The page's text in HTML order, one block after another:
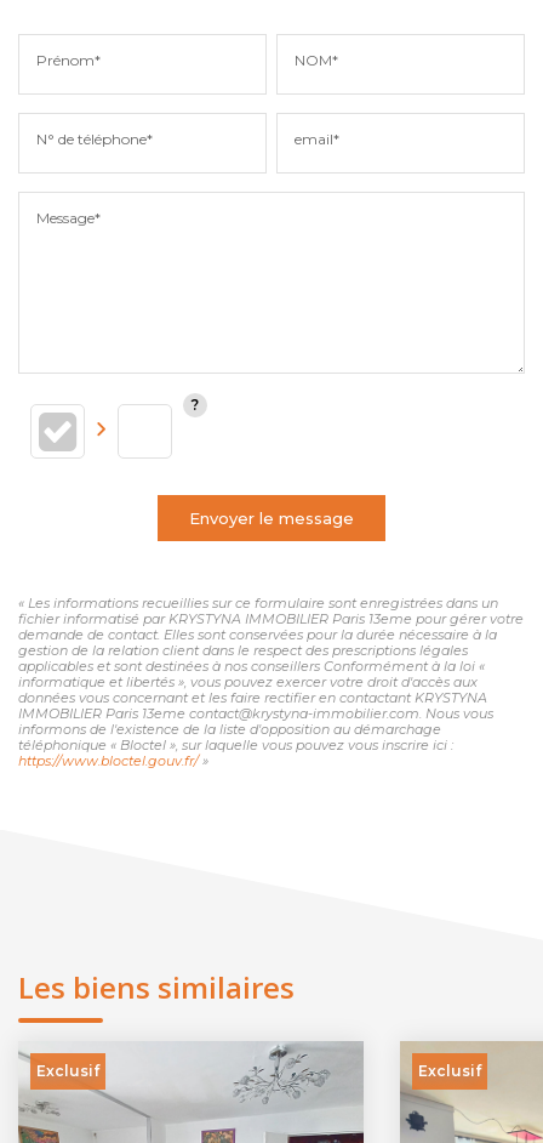
Prénom* NOM*
N° de téléphone* email*
Message*
Envoyer le message
« Les informations recueillies sur ce formulaire sont enregistrées dans un
fichier informatisé par KRYSTYNA IMMOBILIER Paris 13eme pour gérer votre
demande de contact. Elles sont conservées pour la durée nécessaire à la
gestion de la relation client dans le respect des prescriptions légales
applicables et sont destinées à nos conseillers Conformément à la loi «
informatique et libertés », vous pouvez exercer votre droit d'accès aux
données vous concernant et les faire rectifier en contactant KRYSTYNA
IMMOBILIER Paris 13eme contact@krystyna-immobilier.com. Nous vous
informons de l'existence de la liste d'opposition au démarchage
téléphonique « Bloctel », sur laquelle vous pouvez vous inscrire ici :
https://www.bloctel.gouv.fr/»
Les biens similaires
Exclusif Exclusif